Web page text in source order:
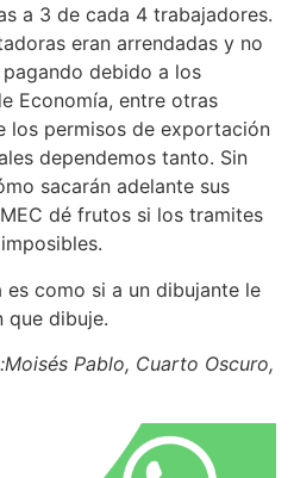
a 3 de cada 4 trabajadores.
eran arrendadas y no
debido a los
Economía, entre otras
los permisos de exportación
dependemos tanto. Sin
sacarán adelante sus
dé frutos si los tramites
como si a un dibujante le
que dibuje.
Pablo, Cuarto Oscuro,